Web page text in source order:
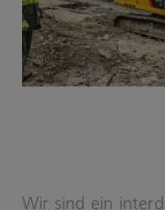
Wir sind ein